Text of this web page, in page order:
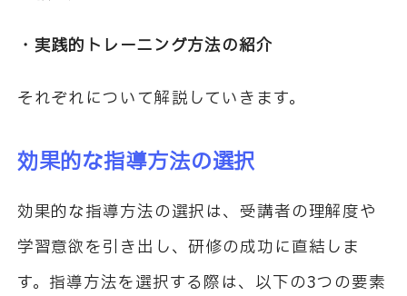
・実践的トレーニング方法の紹介
それぞれについて解説していきます。
効果的な指導方法の選択
効果的な指導方法の選択は、受講者の理解度や
学習意欲を引き出し、研修の成功に直結しま
す。指導方法を選択する際は、以下の3つの要素